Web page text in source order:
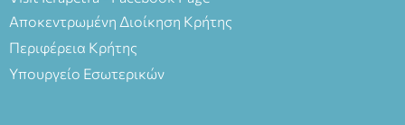
Αποκεντρωμένη Διοίκηση Κρήτης
Περιφέρεια Κρήτης
Υπουργείο Εσωτερικών